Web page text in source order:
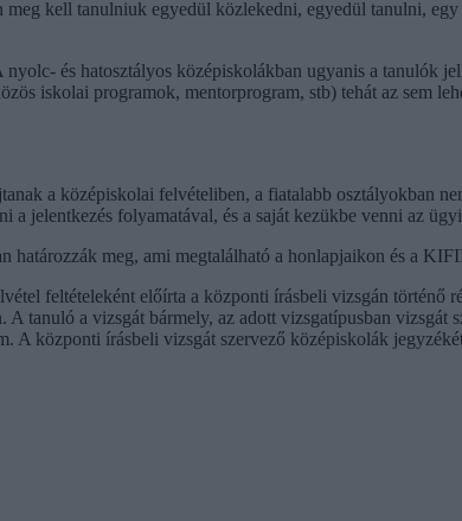
kell tanulniuk egyedül közlekedni, egyedül tanulni,
és hatosztályos középiskolákban ugyanis a tanulók
iskolai programok, mentorprogram, stb) tehát az sem
a középiskolai felvételiben, a fiatalabb osztályokban
a jelentkezés folyamatával, és a saját kezükbe venni az
meg, ami megtalálható a honlapjaikon és a
feltételeként előírta a központi írásbeli vizsgán történő
tanuló a vizsgát bármely, az adott vizsgatípusban
A központi írásbeli vizsgát szervező középiskolák